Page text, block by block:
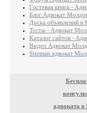
Гостевая книга -
Блог Адвокат
Доска объявлений в
Тесты - Адвокат
Каталог сайтов -
Видео Адвокат
Sitemap адвокат
адвоката